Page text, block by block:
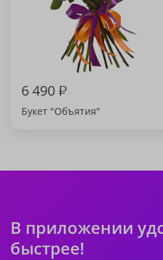
6 490₽
Букет "Объятия"
В приложении
быстрее!